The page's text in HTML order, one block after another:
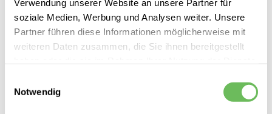
Verwendung unserer Website an unsere Partner für
soziale Medien, Werbung und Analysen weiter. Unsere
Partner führen diese Informationen möglicherweise mit
weiteren Daten zusammen, die Sie ihnen bereitgestellt
Notwendig